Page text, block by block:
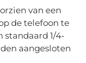
van een
de telefoon te
standaard 1/4-
aangesloten